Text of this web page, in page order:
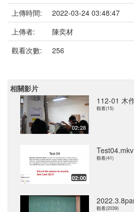
上傳時間:
2022-03-24 03:48:47
上傳者:
陳奕材
觀看次數:
256
相關影片
02:28
112-01 木
觀看(15)
02:00
Test04.mkv
觀看(41)
觀看(2039)